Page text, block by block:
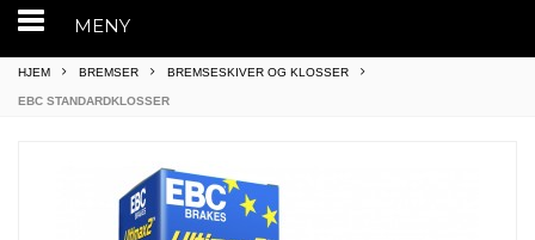
MENY
HJEM BREMSER BREMSESKIVER OG KLOSSER
EBC STANDARDKLOSSER